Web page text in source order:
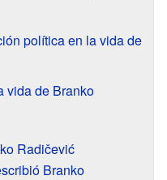
política en la vida de
vida de Branko
Radičević
Branko